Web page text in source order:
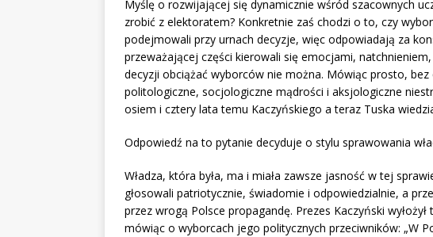
Myślę o rozwijającej się dynamicznie wśród szacownych
zrobić z elektoratem? Konkretnie zaś chodzi o to, czy
podejmowali przy urnach decyzje, więc odpowiadają za
przeważającej części kierowali się emocjami,
decyzji obciążać wyborców nie można. Mówiąc prosto,
politologiczne, socjologiczne mądrości i aksjologiczne
osiem i cztery lata temu Kaczyńskiego a teraz Tuska
Odpowiedź na to pytanie decyduje o stylu sprawowania
Władza, która była, ma i miała zawsze jasność w tej
głosowali patriotycznie, świadomie i odpowiedzialnie, a
przez wrogą Polsce propagandę. Prezes Kaczyński
mówiąc o wyborcach jego politycznych przeciwników: „W